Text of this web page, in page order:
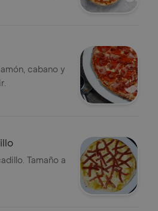
cabano y
Tamaño a